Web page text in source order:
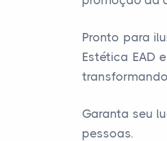
Pronto para
Estética EAD
Garanta seu
pessoas.